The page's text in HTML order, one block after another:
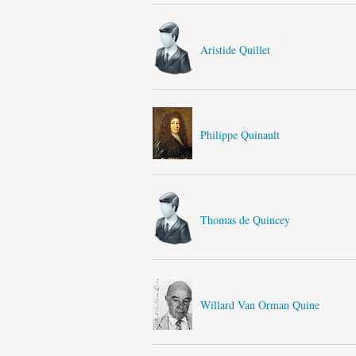
Aristide Quillet
Philippe Quinault
Thomas de Quincey
Willard Van Orman Quine